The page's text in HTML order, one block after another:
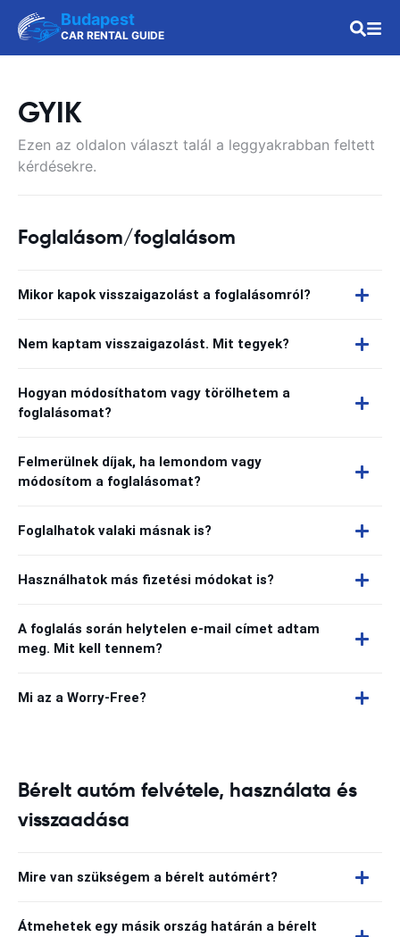
Budapest
CAR RENTAL GUIDE
GYIK
Ezen az oldalon választ talál a leggyakrabban feltett
kérdésekre.
Foglalásom/foglalásom
Mikor kapok visszaigazolást a foglalásomról?
Nem kaptam visszaigazolást. Mit tegyek?
Hogyan módosíthatom vagy törölhetem a
foglalásomat?
Felmerülnek díjak, ha lemondom vagy
módosítom a foglalásomat?
Foglalhatok valaki másnak is?
Használhatok más fizetési módokat is?
A foglalás során helytelen e-mail címet adtam
meg. Mit kell tennem?
Mi az a Worry-Free?
Bérelt autóm felvétele, használata és
visszaadása
Mire van szükségem a bérelt autómért?
Átmehetek egy másik ország határán a bérelt